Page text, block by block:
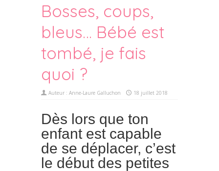
Bosses, coups,
bleus… Bébé est
tombé, je fais
quoi ?
Auteur : Anne-Laure Galluchon 18 juillet 2018
Dès lors que ton
enfant est capable
de se déplacer, c’est
le début des petites